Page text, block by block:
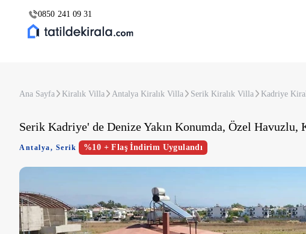
0850 241 09 31
Ana Sayfa Kiralık Villa Antalya Kiralık Villa Serik Kiralık Villa Kadriye
Serik Kadriye' de Denize Yakın Konumda, Özel Havuzlu,
Antalya, Serik %10 + Flaş İndirim Uygulandı